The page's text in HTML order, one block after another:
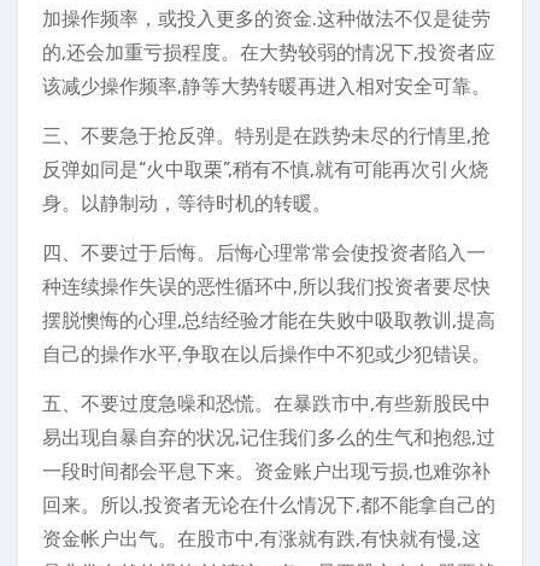
加操作频率，或投入更多的资金.这种做法不仅是徒劳
的,还会加重亏损程度。在大势较弱的情况下,投资者应
该减少操作频率,静等大势转暖再进入相对安全可靠。
三、不要急于抢反弹。特别是在跌势未尽的行情里,抢
反弹如同是“火中取栗”,稍有不慎,就有可能再次引火烧
身。以静制动，等待时机的转暖。
四、不要过于后悔。后悔心理常常会使投资者陷入一
种连续操作失误的恶性循环中,所以我们投资者要尽快
摆脱懊悔的心理,总结经验才能在失败中吸取教训,提高
自己的操作水平,争取在以后操作中不犯或少犯错误。
五、不要过度急噪和恐慌。在暴跌市中,有些新股民中
易出现自暴自弃的状况,记住我们多么的生气和抱怨,过
一段时间都会平息下来。资金账户出现亏损,也难弥补
回来。所以,投资者无论在什么情况下,都不能拿自己的
资金帐户出气。在股市中,有涨就有跌,有快就有慢,这